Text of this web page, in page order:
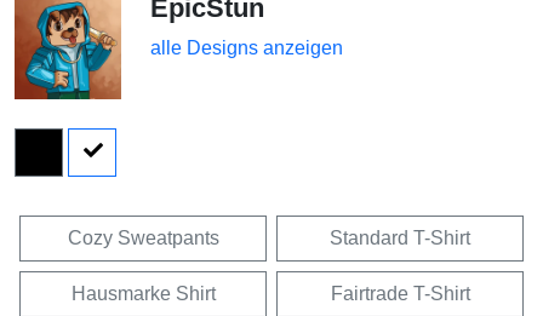
EpicStun
alle Designs anzeigen
Cozy Sweatpants Standard T-Shirt
Hausmarke Shirt Fairtrade T-Shirt